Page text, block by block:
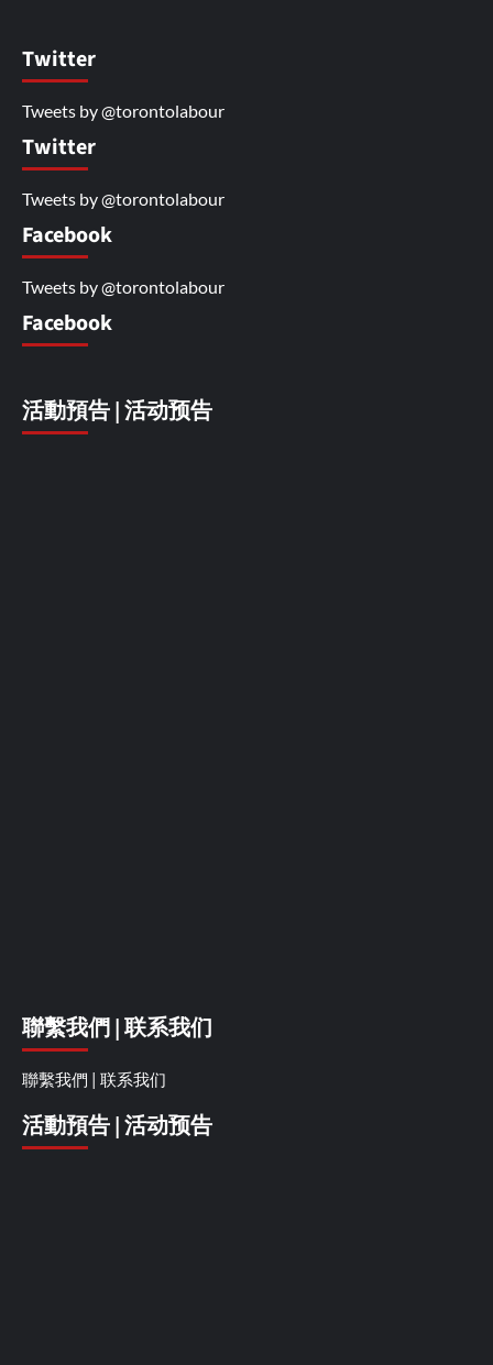
Twitter
Tweets by @torontolabour
Twitter
Tweets by @torontolabour
Facebook
Tweets by @torontolabour
Facebook
活動預告 | 活动预告
聯繫我們 | 联系我们
聯繫我們 | 联系我们
活動預告 | 活动预告